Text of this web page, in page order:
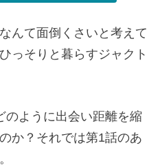
んて面倒くさいと考えて
っそりと暮らすジャクト
のように出会い距離を縮
か？それでは第1話のあ